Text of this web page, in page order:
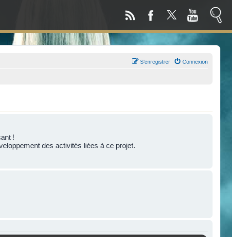
Connexion
S’enregistrer
!
des activités liées à ce projet.